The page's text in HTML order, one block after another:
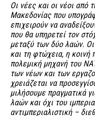
Οι νέες και οι νέοι από
Μακεδονίας που
επιχειρούν να
που θα υπηρετεί τον
μεταξύ των δύο λαών. Οι
και τη φτώχεια, η κοινή
πολεμική μηχανή του
των νέων και των
χρειάζεται να
μιλήσουμε πραγματικά
λαών και όχι του
αντιμπεριαλιστική –